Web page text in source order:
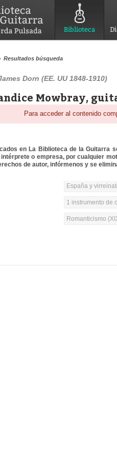
Biblioteca
Resultados búsqueda
Dorn (EE. UU 1848-1910)
Mowbray,
Para acceder al contenido
en La Biblioteca de la Guitarra
o empresa, por cualquier
de autor, infórmenos y se
España y
1 instrumento de
Romanticismo